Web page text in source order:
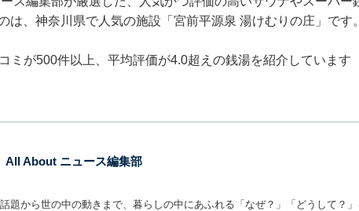
は、神奈川県で人気の施設「宮前平源泉 湯けむりの庄」です。
ミが500件以上、平均評価が4.0超えの銭湯を紹介しています
All About ニュース編集部
題から世の中の動きまで、暮らしの中にあふれる「なぜ？」「どうして？」